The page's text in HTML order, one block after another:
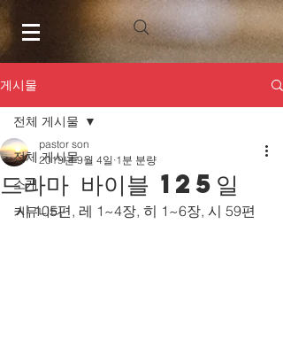
게시물
전체 게시물
소개
커뮤니티
전체 게시물
드라마 바이블 125일
pastor son
2019년 9월 4일 1분 분량
시 105편, 레 1~4장, 히 1~6장, 시 59편